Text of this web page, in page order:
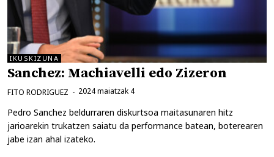
IKUSKIZUNA
Sanchez: Machiavelli edo Zizeron
2024 maiatzak 4
FITO RODRIGUEZ
Pedro Sanchez beldurraren diskurtsoa maitasunaren hitz
jarioarekin trukatzen saiatu da performance batean, boterearen
jabe izan ahal izateko.